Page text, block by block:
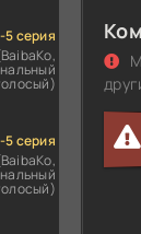
5 серия
5 серия